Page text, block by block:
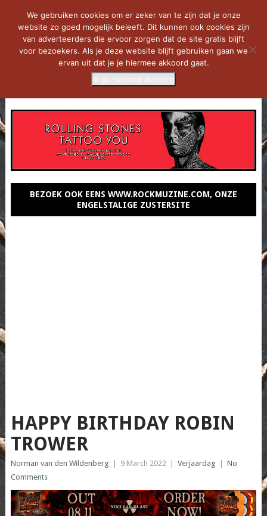
BEZOEK OOK EENS WWW.ROCKMUZINE.COM, ONZE
ENGELSTALIGE ZUSTERSITE
HAPPY BIRTHDAY ROBIN
TROWER
Norman van den Wildenberg 9 March 2022 Verjaardag
No
Comments
We gebruiken cookies om er zeker van te zijn dat je onze
website zo goed mogelijk beleeft. Dit kunnen ook cookies zijn
van adverteerders die ervoor zorgen dat de site gratis blijft
voor bezoekers. Als je deze website blijft gebruiken gaan we
ervan uit dat je je hiermee akkoord gaat.
Ik ga hiermee akkoord